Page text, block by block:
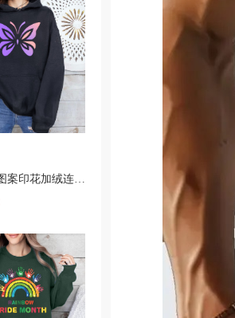
紫色蝴蝶图案印花加绒连帽衫 跨境一件代发男女装秋冬款卫衣